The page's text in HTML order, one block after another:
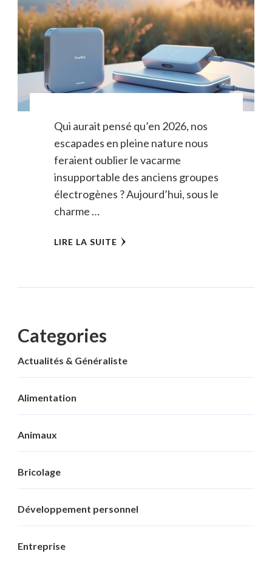
Qui aurait pensé qu’en 2026, nos
escapades en pleine nature nous
feraient oublier le vacarme
insupportable des anciens groupes
électrogènes ? Aujourd’hui, sous le
charme …
LIRE LA SUITE
Categories
Actualités & Généraliste
Alimentation
Animaux
Bricolage
Développement personnel
Entreprise